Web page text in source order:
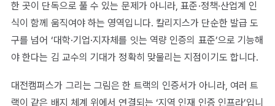
한 곳이 단독으로 풀 수 있는 문제가 아니라, 표준·정책·산업계 인
식이 함께 움직여야 하는 영역입니다. 칼리지스가 단순한 발급 도
구를 넘어 ‘대학·기업·지자체를 잇는 역량 인증의 표준’으로 기능해
야 한다는 김 교수의 기대가 정확히 맞물리는 지점이기도 합니다.
대전캠퍼스가 그리는 그림은 한 트랙의 인증서가 아니라, 여러 트
랙이 같은 배지 체계 위에서 연결되는 ‘지역 인재 인증 인프라’입니